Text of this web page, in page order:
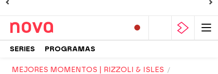
SERIES PROGRAMAS
MEJORES MOMENTOS | RIZZOLI & ISLES